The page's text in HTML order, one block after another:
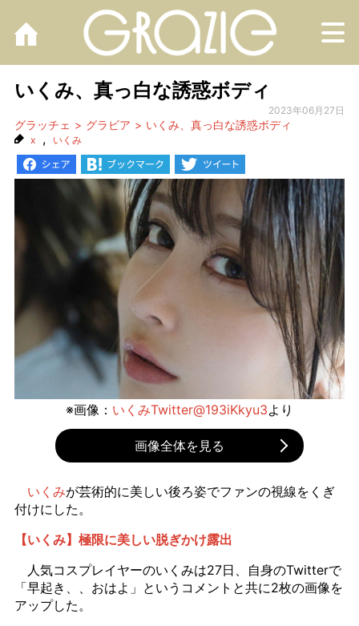
いくみ、真っ白な誘惑ボディ
2023年06月27日
グラッチェ グラビア いくみ、真っ白な誘惑ボディ
x , いくみ
※画像： いくみTwitter@193iKkyu3より
画像全体を見る
いくみが芸術的に美しい後ろ姿でファンの視線をくぎ
付けにした。
【いくみ】極限に美しい脱ぎかけ露出
人気コスプレイヤーのいくみは27日、自身のTwitterで
「早起き、、おはよ」というコメントと共に2枚の画像を
アップした。